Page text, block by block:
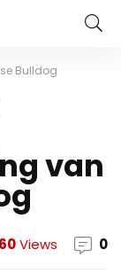
Bulldog
van
60Views 0